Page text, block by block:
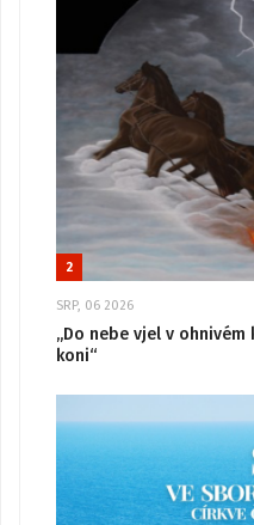
2
SRP, 06 2026
„Do nebe vjel v
koni“